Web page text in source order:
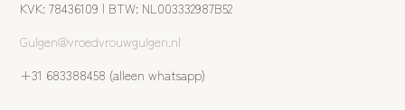
KVK: 78436109 | BTW: NL003332987B52
Gulgen@vroedvrouwgulgen.nl
+31 683388458 (alleen whatsapp)